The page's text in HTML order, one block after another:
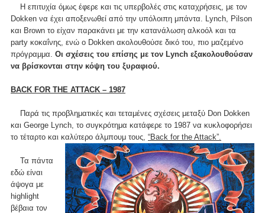
H επιτυχία όμως έφερε και τις υπερβολές στις καταχρήσεις, με τον
Dokken να έχει αποξενωθεί από την υπόλοιπη μπάντα. Lynch, Pilson
και Brown το είχαν παρακάνει με την κατανάλωση αλκοόλ και τα
party κοκαΐνης, ενώ ο Dokken ακολουθούσε δικό του, πιο μαζεμένο
πρόγραμμα. Οι σχέσεις του επίσης με τον Lynch εξακολουθούσαν
να βρίσκονται στην κόψη του ξυραφιού.
BACK FOR THE ATTACK – 1987
Παρά τις προβληματικές και τεταμένες σχέσεις μεταξύ Don Dokken
και George Lynch, το συγκρότημα κατάφερε το 1987 να κυκλοφορήσει
το τέταρτο και καλύτερο άλμπουμ τους, “Back for the Attack”.
Τα πάντα
εδώ είναι
άψογα με
highlight
βέβαια τον